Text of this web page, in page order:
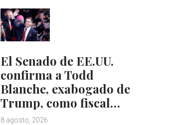
El Senado de EE.UU.
confirma a Todd
Blanche, exabogado de
Trump, como fiscal…
8 agosto, 2026